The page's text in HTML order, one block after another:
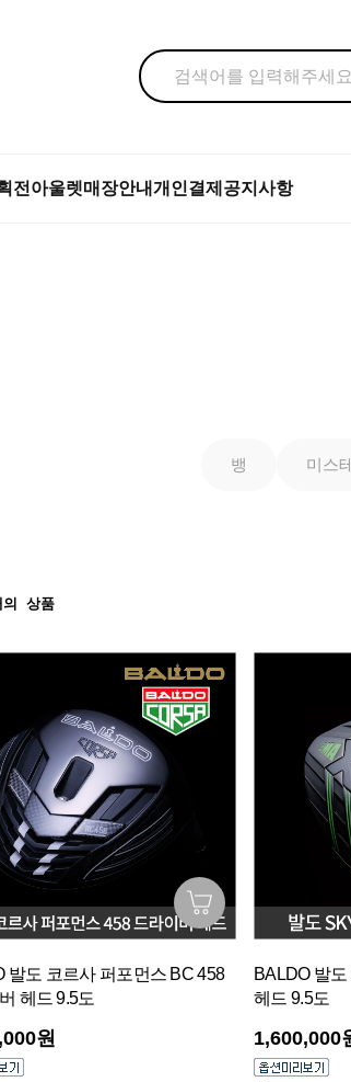
전아울렛매장안내개인결제공지사항
뱅 미스
의 상품
발도 코르사 퍼포먼스 BC 458
헤드 9.5도
원
BALDO 발
헤드 9.5도
1,600,000